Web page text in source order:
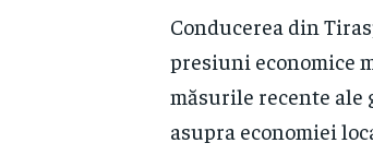
Conducerea din
presiuni economice
măsurile recente ale
asupra economiei